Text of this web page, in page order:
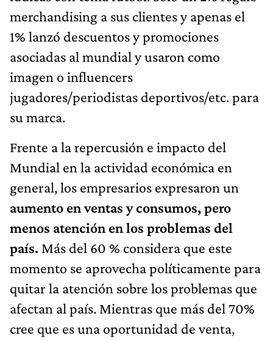
merchandising a sus clientes y apenas el
1% lanzó descuentos y promociones
asociadas al mundial y usaron como
imagen o influencers
jugadores/periodistas deportivos/etc. para
su marca.
Frente a la repercusión e impacto del
Mundial en la actividad económica en
general, los empresarios expresaron un
aumento en ventas y consumos, pero
menos atención en los problemas del
país. Más del 60 % considera que este
momento se aprovecha políticamente para
quitar la atención sobre los problemas que
afectan al país. Mientras que más del 70%
cree que es una oportunidad de venta,